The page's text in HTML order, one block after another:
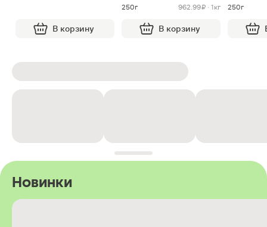
В корзину
250г
962.99 ₽ · 1кг
В корзину
250г
Новинки